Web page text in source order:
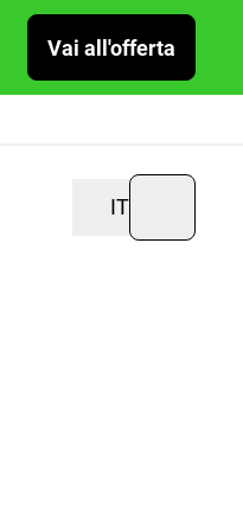
Vai all'offerta
IT